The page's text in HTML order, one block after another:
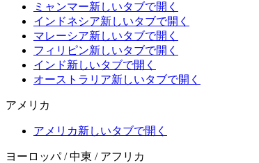
ミャンマー新しいタブで開く
インドネシア新しいタブで開く
マレーシア新しいタブで開く
フィリピン新しいタブで開く
インド新しいタブで開く
オーストラリア新しいタブで開く
アメリカ
アメリカ新しいタブで開く
ヨーロッパ / 中東 / アフリカ